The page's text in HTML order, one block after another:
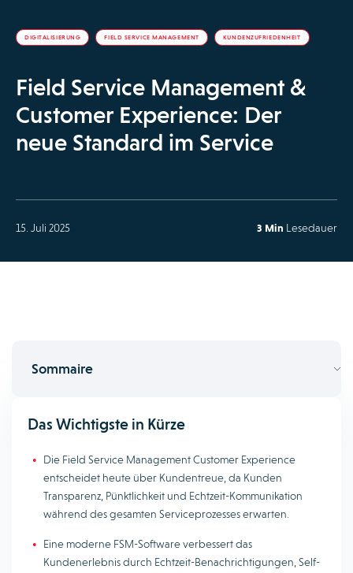
DIGITALISIERUNG FIELD SERVICE MANAGEMENT KUNDENZUFRIEDENHEIT
Field Service Management &
Customer Experience: Der
neue Standard im Service
15. Juli 2025 3 Min Lesedauer
Sommaire
Das Wichtigste in Kürze
Die Field Service Management Customer Experience
entscheidet heute über Kundentreue, da Kunden
Transparenz, Pünktlichkeit und Echtzeit-Kommunikation
während des gesamten Serviceprozesses erwarten.
Eine moderne FSM-Software verbessert das
Kundenerlebnis durch Echtzeit-Benachrichtigungen, Self-